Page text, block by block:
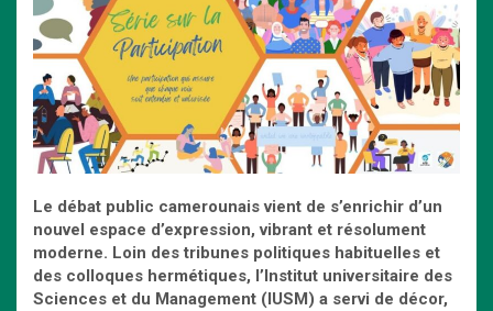
o
o
k
d
o
n
t
A
p
p
n
n
k
er
Le débat public camerounais vient de s’enrichir d’un
nouvel espace d’expression, vibrant et résolument
moderne. Loin des tribunes politiques habituelles et
des colloques hermétiques, l’Institut universitaire des
Sciences et du Management (IUSM) a servi de décor,